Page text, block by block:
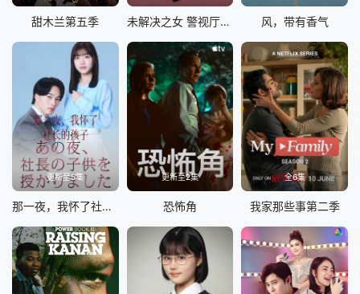
甜木兰第五季 未解决之女 警视厅文件捜査官第三季 风，带有香气
更新至5集
那一夜，我怀了社长的孩子
更新至2集
恐怖角
全6集
我家那些事第二季